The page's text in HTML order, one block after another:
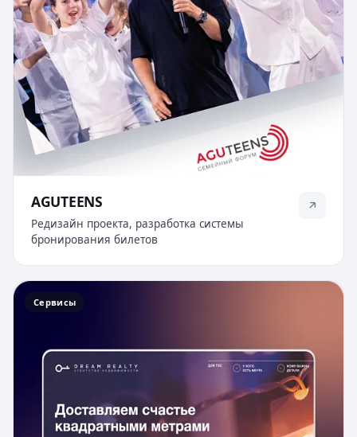
AGUTEENS
Редизайн проекта, разработка системы
бронирования билетов
Сервисы